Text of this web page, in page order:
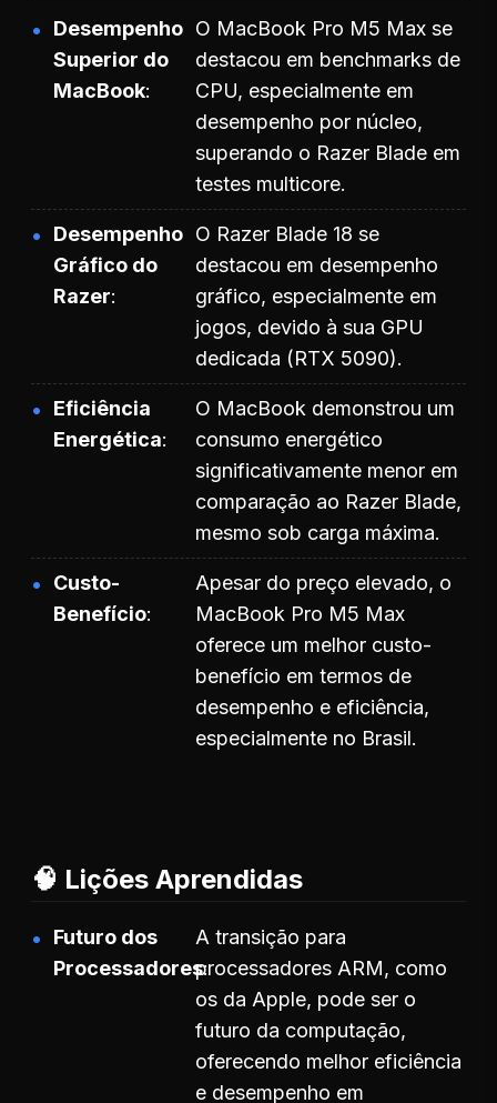
Desempenho
Superior do
MacBook
O MacBook Pro M5 Max se
destacou em benchmarks de
CPU, especialmente em
desempenho por núcleo,
superando o Razer Blade em
testes multicore.
Desempenho
Gráfico do
Razer
O Razer Blade 18 se
destacou em desempenho
gráfico, especialmente em
jogos, devido à sua GPU
dedicada (RTX 5090).
Eficiência
Energética
O MacBook demonstrou um
consumo energético
significativamente menor em
comparação ao Razer Blade,
mesmo sob carga máxima.
Custo-
Benefício
Apesar do preço elevado, o
MacBook Pro M5 Max
oferece um melhor custo-
benefício em termos de
desempenho e eficiência,
especialmente no Brasil.
🧠 Lições Aprendidas
Futuro dos
Processadores
A transição para
processadores ARM, como
os da Apple, pode ser o
futuro da computação,
oferecendo melhor eficiência
e desempenho em